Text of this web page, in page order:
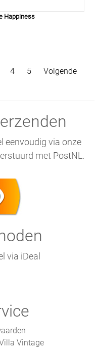
Happiness
4 5 Volgende
eenvoudig via onze
met PostNL.
via iDeal
Vintage